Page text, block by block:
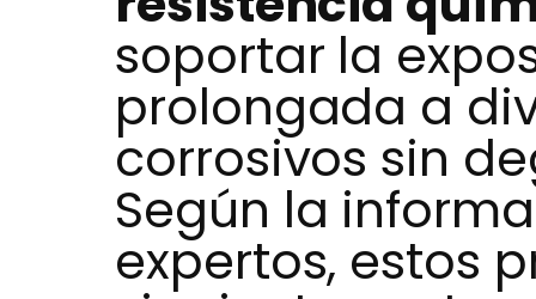
soportar la
prolongada a
corrosivos sin
Según la
expertos, estos